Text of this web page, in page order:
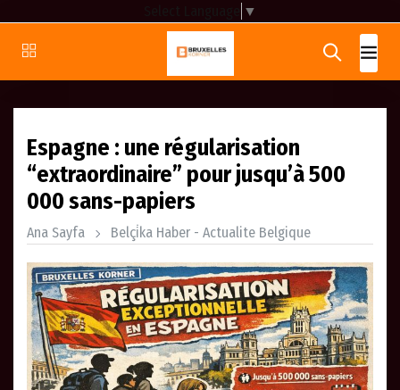
▼
Espagne : une régularisation
“extraordinaire” pour jusqu’à 500
000 sans-papiers
Ana Sayfa Belçi̇ka Haber - Actualite Belgique